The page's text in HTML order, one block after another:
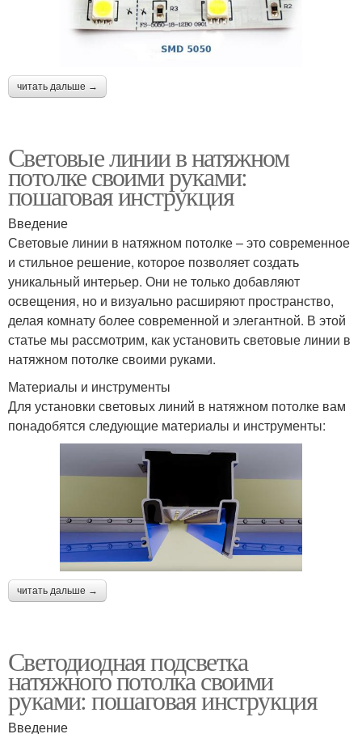
читать дальше →
Световые линии в натяжном
потолке своими руками:
пошаговая инструкция
Введение
Световые линии в натяжном потолке – это современное
и стильное решение, которое позволяет создать
уникальный интерьер. Они не только добавляют
освещения, но и визуально расширяют пространство,
делая комнату более современной и элегантной. В этой
статье мы рассмотрим, как установить световые линии в
натяжном потолке своими руками.
Материалы и инструменты
Для установки световых линий в натяжном потолке вам
понадобятся следующие материалы и инструменты:
читать дальше →
Светодиодная подсветка
натяжного потолка своими
руками: пошаговая инструкция
Введение